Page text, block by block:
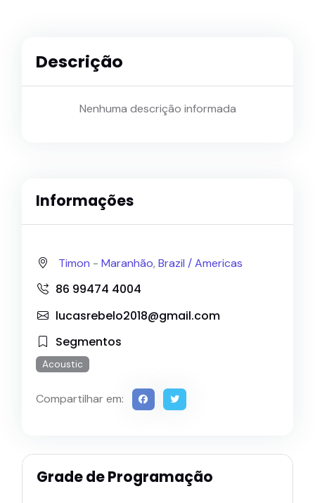
Descrição
Nenhuma descrição informada
Informações
Timon - Maranhão, Brazil /Americas
86 99474 4004
lucasrebelo2018@gmail.com
Segmentos
Acoustic
Compartilhar em:
Grade de Programação